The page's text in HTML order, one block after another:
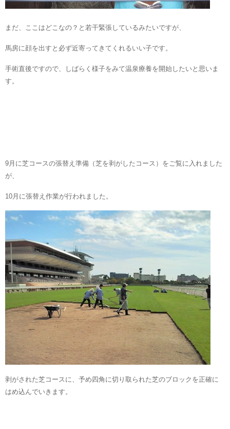
まだ、ここはどこなの？と若干緊張しているみたいですが、
馬房に顔を出すと必ず近寄ってきてくれるいい子です。
手術直後ですので、しばらく様子をみて温泉療養を開始したいと思いま
す。
9月に芝コースの張替え準備（芝を剥がしたコース）をご覧に入れました
が、
10月に張替え作業が行われました。
剥がされた芝コース に、予め四角に切り取られた芝のブロックを正確に
はめ込んでいきます。